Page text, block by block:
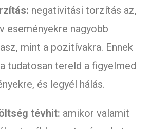
negativitási torzítás az,
eseményekre nagyobb
mint a pozitívakra. Ennek
tudatosan tereld a figyelmed
és legyél hálás.
tévhit: amikor valamit